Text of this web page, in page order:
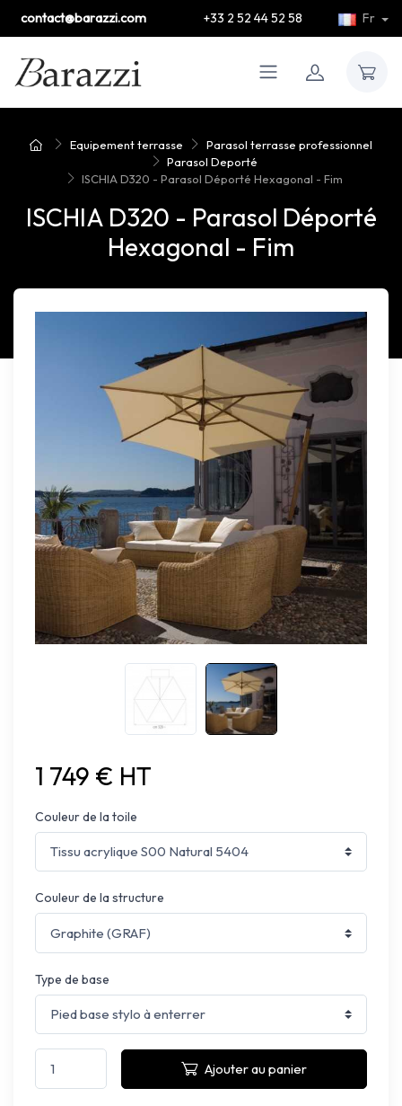
contact@barazzi.com +33 2 52 44 52 58 Fr
Equipement terrasse
Parasol terrasse professionnel
Parasol Deporté
ISCHIA D320 - Parasol Déporté Hexagonal - Fim
ISCHIA D320 - Parasol Déporté
Hexagonal - Fim
1 749 € HT
Couleur de la toile
Couleur de la structure
Type de base
Ajouter au panier